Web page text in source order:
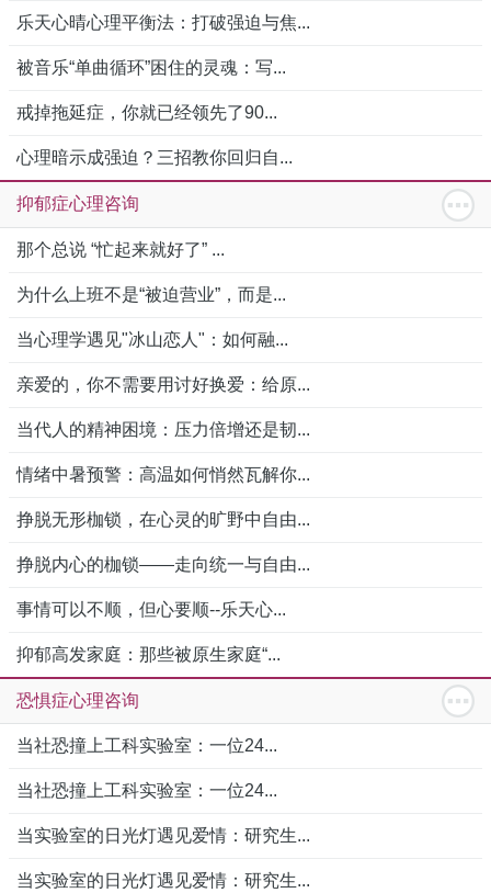
乐天心晴心理平衡法：打破强迫与焦...
被音乐“单曲循环”困住的灵魂：写...
戒掉拖延症，你就已经领先了90...
心理暗示成强迫？三招教你回归自...
抑郁症心理咨询
那个总说 “忙起来就好了” ...
为什么上班不是“被迫营业”，而是...
当心理学遇见"冰山恋人"：如何融...
亲爱的，你不需要用讨好换爱：给原...
当代人的精神困境：压力倍增还是韧...
情绪中暑预警：高温如何悄然瓦解你...
挣脱无形枷锁，在心灵的旷野中自由...
挣脱内心的枷锁——走向统一与自由...
事情可以不顺，但心要顺--乐天心...
抑郁高发家庭：那些被原生家庭“...
恐惧症心理咨询
当社恐撞上工科实验室：一位24...
当社恐撞上工科实验室：一位24...
当实验室的日光灯遇见爱情：研究生...
当实验室的日光灯遇见爱情：研究生...